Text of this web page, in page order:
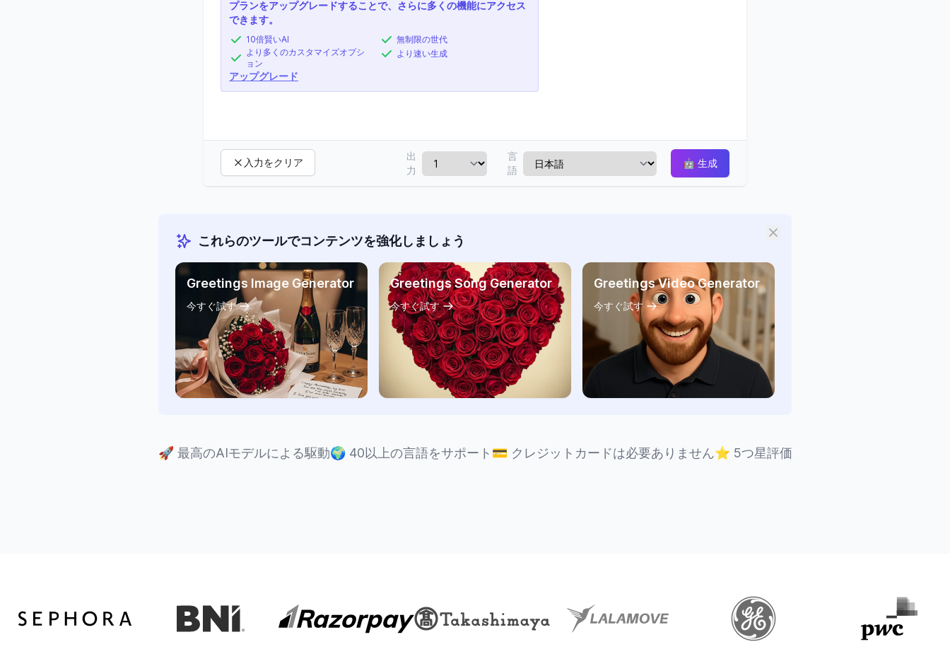
プランをアップグレードすることで、さらに多くの機能にアクセス
できます。
10倍賢いAI
より多くのカスタマイズオプシ
ョン
無制限の世代
より速い生成
アップグレード
入力をクリア
出
力
言
語
🤖 生成
これらのツールでコンテンツを強化しましょう
Greetings Image Generator
今すぐ試す
Greetings Song Generator
今すぐ試す
Greetings Video Generator
今すぐ試す
🚀 最高のAIモデルによる駆動🌍 40以上の言語をサポート 💳 クレジットカードは必要ありません⭐ 5つ星評価